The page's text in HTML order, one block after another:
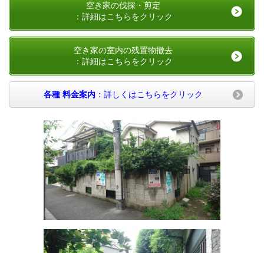
空き家の伐採・剪定
：詳細はこちらをクリック
空き家の室内の残置物撤去
：詳細はこちらをクリック
各種 料金案内 ：詳しくはこちらをクリック